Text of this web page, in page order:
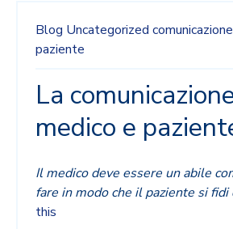
Blog Uncategorized
paziente
La
medico e
Il medico deve essere un abile
fare in modo che il paziente si fidi
this